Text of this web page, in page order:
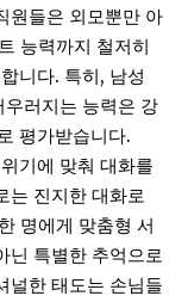
원들은 외모뿐만 아
능력까지 철저히
니다. 특히, 남성
러지는 능력은 강
평가받습니다.
기에 맞춰 대화를
는 진지한 대화로
명에게 맞춤형 서
닌 특별한 추억으로
널한 태도는 손님들